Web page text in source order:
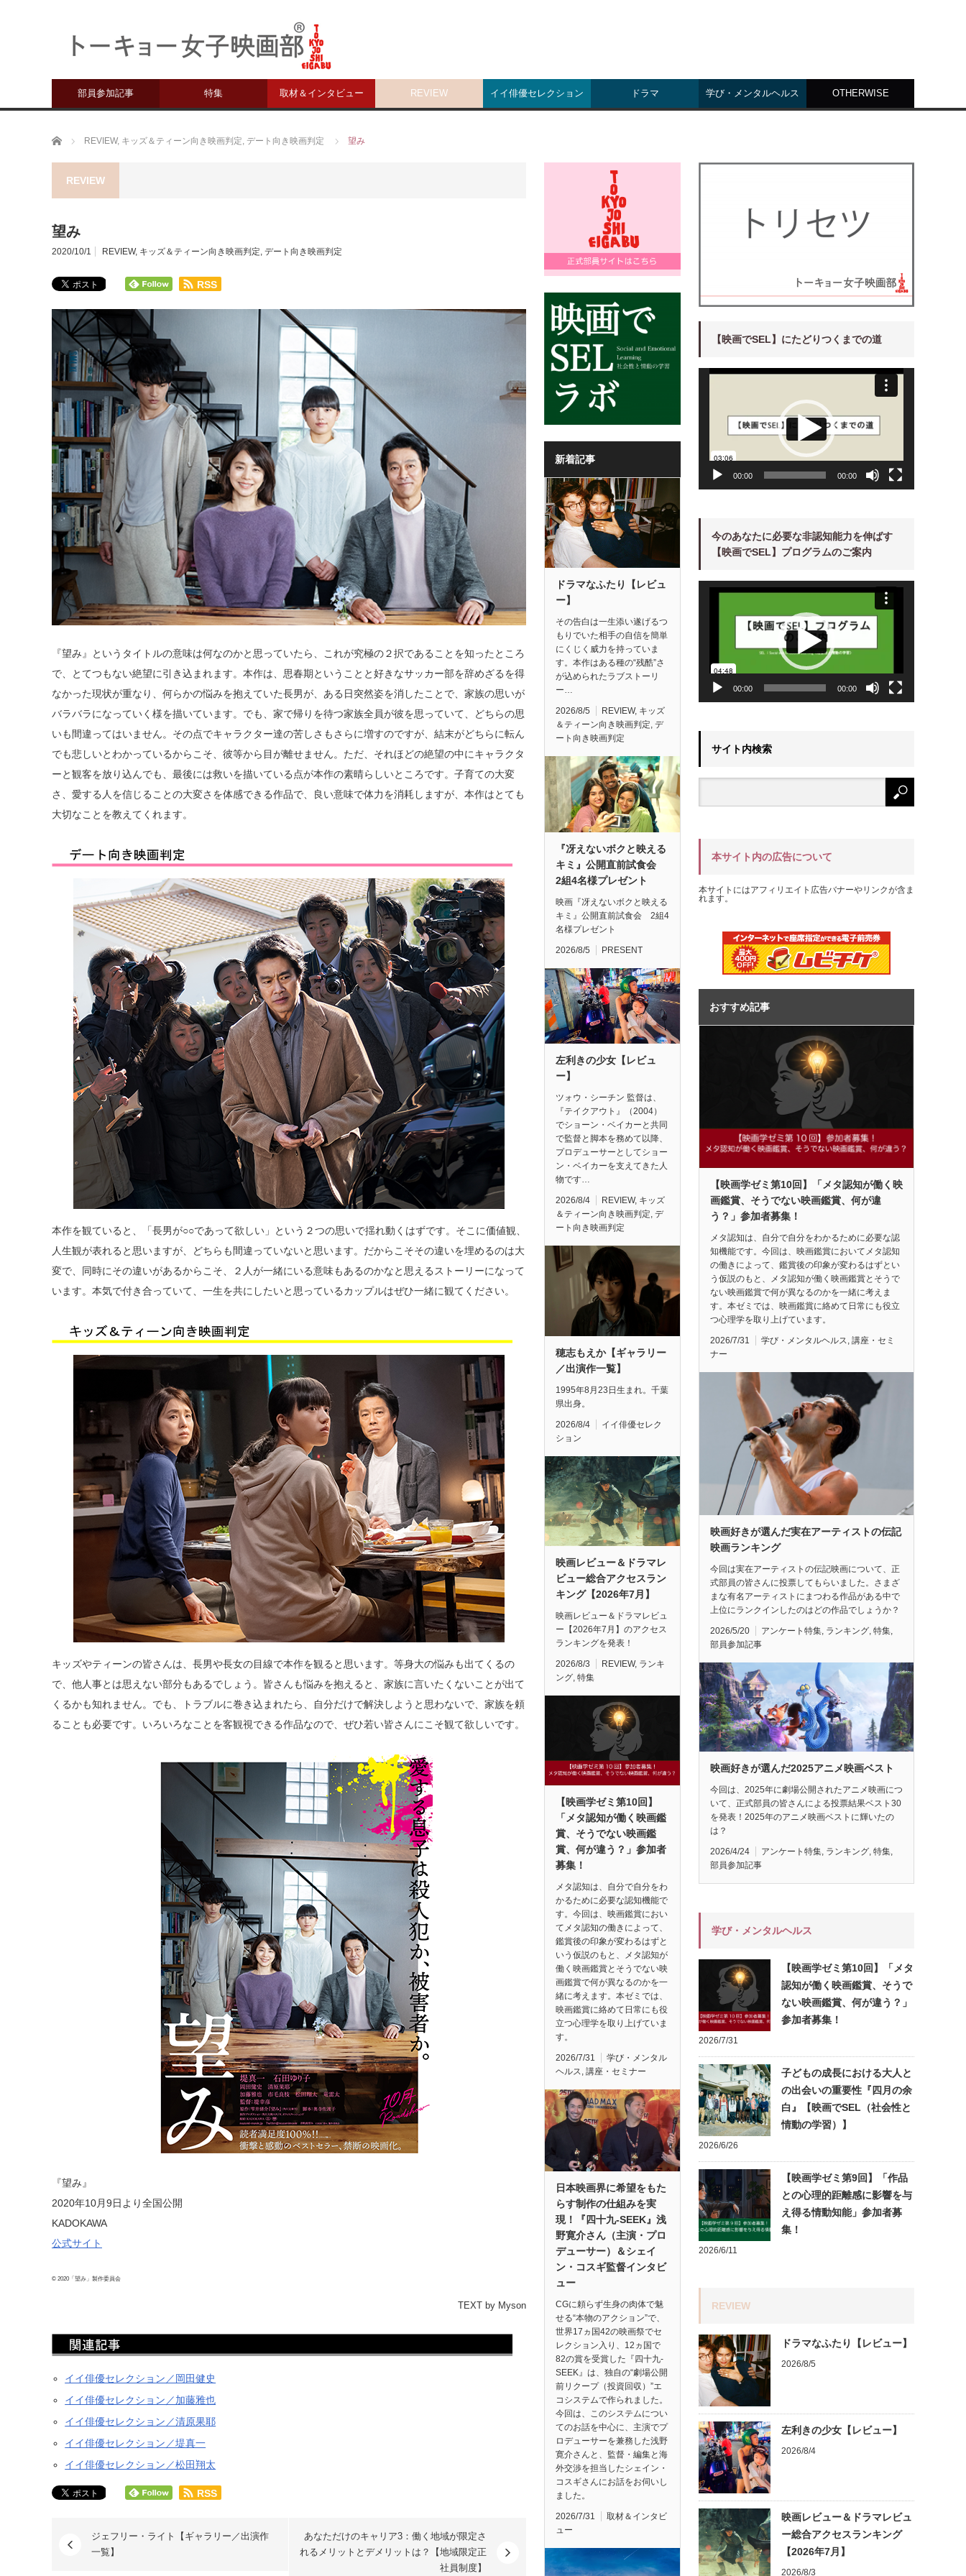
部員参加記事 特集 取材＆インタビュー REVIEW イイ俳優セレクション ドラマ 学び・メンタルヘルス OTHERWISE
ホーム REVIEW, キッズ＆ティーン向き映画判定, デート向き映画判定 望み
REVIEW
望み
2020/10/1 REVIEW, キッズ＆ティーン向き映画判定, デート向き映画判定
RSS
『望み』というタイトルの意味は何なのかと思っていたら、これが究極の２択であることを知ったところ
で、とてつもない絶望に引き込まれます。本作は、思春期ということと好きなサッカー部を辞めざるを得
なかった現状が重なり、何らかの悩みを抱えていた長男が、ある日突然姿を消したことで、家族の思いが
バラバラになっていく様を描いています。でも、家で帰りを待つ家族全員が彼を思っていて、どちらの思
いも間違ってはいません。その点でキャラクター達の苦しさもさらに増すのですが、結末がどちらに転ん
でも悲しいとわかっているからこそ、彼等から目が離せません。ただ、それほどの絶望の中にキャラクタ
ーと観客を放り込んでも、最後には救いを描いている点が本作の素晴らしいところです。子育ての大変
さ、愛する人を信じることの大変さを体感できる作品で、良い意味で体力を消耗しますが、本作はとても
大切なことを教えてくれます。
本作を観ていると、「長男が○○であって欲しい」という２つの思いで揺れ動くはずです。そこに価値観、
人生観が表れると思いますが、どちらも間違っていないと思います。だからこそその違いを埋めるのは大
変で、同時にその違いがあるからこそ、２人が一緒にいる意味もあるのかなと思えるストーリーになって
います。本気で付き合っていて、一生を共にしたいと思っているカップルはぜひ一緒に観てください。
キッズやティーンの皆さんは、長男や長女の目線で本作を観ると思います。等身大の悩みも出てくるの
で、他人事とは思えない部分もあるでしょう。皆さんも悩みを抱えると、家族に言いたくないことが出て
くるかも知れません。でも、トラブルに巻き込まれたら、自分だけで解決しようと思わないで、家族を頼
ることも必要です。いろいろなことを客観視できる作品なので、ぜひ若い皆さんにこそ観て欲しいです。
『望み』
2020年10月9日より全国公開
KADOKAWA
公式サイト
© 2020「望み」製作委員会
TEXT by Myson
イイ俳優セレクション／岡田健史
イイ俳優セレクション／加藤雅也
イイ俳優セレクション／清原果耶
イイ俳優セレクション／堤真一
イイ俳優セレクション／松田翔太
RSS
ジェフリー・ライト【ギャラリー／出演作
一覧】
あなただけのキャリア3：働く地域が限定さ
れるメリットとデメリットは？【地域限定正
社員制度】
新着記事
ドラマなふたり【レビュ
ー】
その告白は一生添い遂げるつ
もりでいた相手の自信を簡単
にくじく威力を持っていま
す。本作はある種の“残酷”さ
が込められたラブストーリ
ー…
2026/8/5 REVIEW, キッズ
＆ティーン向き映画判定, デ
ート向き映画判定
『冴えないボクと映える
キミ』公開直前試食会
2組4名様プレゼント
映画『冴えないボクと映える
キミ』公開直前試食会 2組4
名様プレゼント
2026/8/5 PRESENT
左利きの少女【レビュ
ー】
ツォウ・シーチン 監督は、
『テイクアウト』（2004）
でショーン・ベイカーと共同
で監督と脚本を務めて以降、
プロデューサーとしてショー
ン・ベイカーを支えてきた人
物です…
2026/8/4 REVIEW, キッズ
＆ティーン向き映画判定, デ
ート向き映画判定
穂志もえか【ギャラリー
／出演作一覧】
1995年8月23日生まれ。千葉
県出身。
2026/8/4
イイ俳優セレク
ション
映画レビュー＆ドラマレ
ビュー総合アクセスラン
キング【2026年7月】
映画レビュー＆ドラマレビュ
ー【2026年7月】のアクセス
ランキングを発表！
2026/8/3 REVIEW, ランキ
ング, 特集
【映画学ゼミ第10回】
「メタ認知が働く映画鑑
賞、そうでない映画鑑
賞、何が違う？」参加者
募集！
メタ認知は、自分で自分をわ
かるために必要な認知機能で
す。今回は、映画鑑賞におい
てメタ認知の働きによって、
鑑賞後の印象が変わるはずと
いう仮説のもと、メタ認知が
働く映画鑑賞とそうでない映
画鑑賞で何が異なるのかを一
緒に考えます。本ゼミでは、
映画鑑賞に絡めて日常にも役
立つ心理学を取り上げていま
す。
2026/7/31
学び・メンタル
ヘルス, 講座・セミナー
日本映画界に希望をもた
らす制作の仕組みを実
現！『四十九-SEEK』浅
野寛介さん（主演・プロ
デューサー）＆シェイ
ン・コスギ監督インタビ
ュー
CGに頼らず生身の肉体で魅
せる“本物のアクション”で、
世界17ヵ国42の映画祭でセ
レクション入り、12ヵ国で
82の賞を受賞した『四十九-
SEEK』は、独自の“劇場公開
前リクープ（投資回収）”エ
コシステムで作られました。
今回は、このシステムについ
てのお話を中心に、主演でプ
ロデューサーを兼務した浅野
寛介さんと、監督・編集と海
外交渉を担当したシェイン・
コスギさんにお話をお伺いし
ました。
2026/7/31
取材＆インタビ
ュー
【映画でSEL】にたどりつくまでの道
00:00 00:00
今のあなたに必要な非認知能力を伸ばす
【映画でSEL】プログラムのご案内
動
00:00 00:00
サイト内検索
本サイト内の広告について
本サイトにはアフィリエイト広告バナーやリンクが含ま
れます。
おすすめ記事
【映画学ゼミ第10回】「メタ認知が働く映
画鑑賞、そうでない映画鑑賞、何が違
う？」参加者募集！
メタ認知は、自分で自分をわかるために必要な認
知機能です。今回は、映画鑑賞においてメタ認知
の働きによって、鑑賞後の印象が変わるはずとい
う仮説のもと、メタ認知が働く映画鑑賞とそうで
ない映画鑑賞で何が異なるのかを一緒に考えま
す。本ゼミでは、映画鑑賞に絡めて日常にも役立
つ心理学を取り上げています。
2026/7/31 学び・メンタルヘルス, 講座・セミ
ナー
映画好きが選んだ実在アーティストの伝記
映画ランキング
今回は実在アーティストの伝記映画について、正
式部員の皆さんに投票してもらいました。さまざ
まな有名アーティストにまつわる作品がある中で
上位にランクインしたのはどの作品でしょうか？
2026/5/20 アンケート特集, ランキング, 特集,
部員参加記事
映画好きが選んだ2025アニメ映画ベスト
今回は、2025年に劇場公開されたアニメ映画につ
いて、正式部員の皆さんによる投票結果ベスト30
を発表！2025年のアニメ映画ベストに輝いたの
は？
2026/4/24 アンケート特集, ランキング, 特集,
部員参加記事
学び・メンタルヘルス
【映画学ゼミ第10回】「メタ
認知が働く映画鑑賞、そうで
ない映画鑑賞、何が違う？」
参加者募集！
2026/7/31
子どもの成長における大人と
の出会いの重要性『四月の余
白』【映画でSEL（社会性と
情動の学習）】
2026/6/26
【映画学ゼミ第9回】「作品
との心理的距離感に影響を与
え得る情動知能」参加者募
集！
2026/6/11
REVIEW
ドラマなふたり【レビュー】
2026/8/5
左利きの少女【レビュー】
2026/8/4
映画レビュー＆ドラマレビュ
ー総合アクセスランキング
【2026年7月】
2026/8/3